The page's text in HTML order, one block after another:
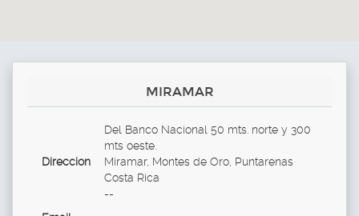
MIRAMAR
Direccion
Del Banco Nacional 50 mts. norte y 300
mts oeste.
Miramar, Montes de Oro, Puntarenas
Costa Rica
--